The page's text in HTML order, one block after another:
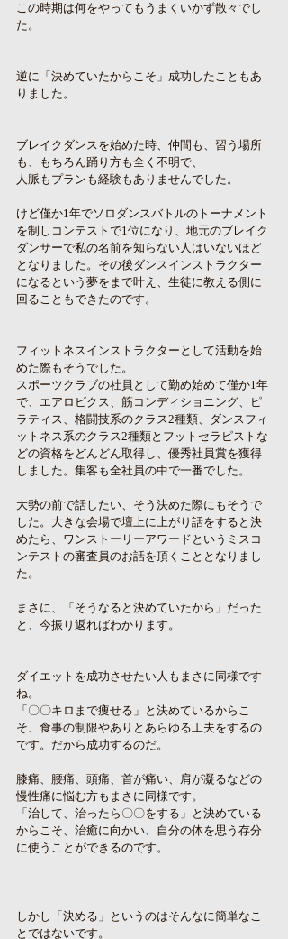
この時期は何をやってもうまくいかず散々でし
た。
逆に「決めていたからこそ」成功したこともあ
りました。
ブレイクダンスを始めた時、仲間も、習う場所
も、もちろん踊り方も全く不明で、
人脈もプランも経験もありませんでした。
けど僅か1年でソロダンスバトルのトーナメント
を制しコンテストで1位になり、地元のブレイク
ダンサーで私の名前を知らない人はいないほど
となりました。その後ダンスインストラクター
になるという夢をまで叶え、生徒に教える側に
回ることもできたのです。
フィットネスインストラクターとして活動を始
めた際もそうでした。
スポーツクラブの社員として勤め始めて僅か1年
で、エアロビクス、筋コンディショニング、ピ
ラティス、格闘技系のクラス2種類、ダンスフィ
ットネス系のクラス2種類とフットセラピストな
どの資格をどんどん取得し、優秀社員賞を獲得
しました。集客も全社員の中で一番でした。
大勢の前で話したい、そう決めた際にもそうで
した。大きな会場で壇上に上がり話をすると決
めたら、ワンストーリーアワードというミスコ
ンテストの審査員のお話を頂くこととなりまし
た。
まさに、「そうなると決めていたから」だった
と、今振り返ればわかります。
ダイエットを成功させたい人もまさに同様です
ね。
「〇〇キロまで痩せる」と決めているからこ
そ、食事の制限やありとあらゆる工夫をするの
です。だから成功するのだ。
膝痛、腰痛、頭痛、首が痛い、肩が凝るなどの
慢性痛に悩む方もまさに同様です。
「治して、治ったら〇〇をする」と決めている
からこそ、治癒に向かい、自分の体を思う存分
に使うことができるのです。
しかし「決める」というのはそんなに簡単なこ
とではないです。